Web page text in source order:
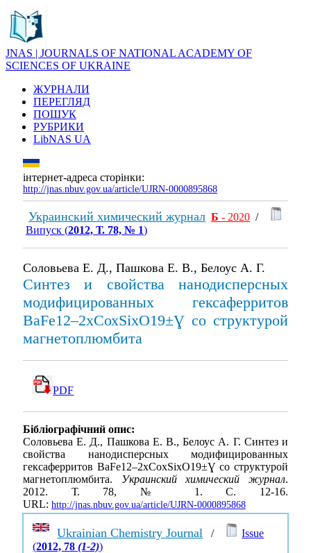
JNAS | JOURNALS OF NATIONAL ACADEMY OF
SCIENCES OF UKRAINE
ЖУРНАЛИ
ПЕРЕГЛЯД
ПОШУК
РУБРИКИ
LibNAS UA
інтернет-адреса сторінки:
http://jnas.nbuv.gov.ua/article/UJRN-0000895868
Украинский химический журнал Б - 2020 /
Випуск (2012, Т. 78, № 1)
Соловьева Е. Д., Пашкова Е. В., Белоус А. Г.
Синтез и свойства нанодисперсных
модифицированных гексаферритов
BaFe12–2хСохSiхO19±Ɣ со структурой
магнетоплюмбита
PDF
Бібліографічний опис:
Соловьева Е. Д., Пашкова Е. В., Белоус А. Г. Синтез и
свойства нанодисперсных модифицированных
гексаферритов BaFe12–2хСохSiхO19±Ɣ со структурой
магнетоплюмбита. Украинский химический журнал.
2012. Т. 78, № 1. С. 12-16.
URL: http://jnas.nbuv.gov.ua/article/UJRN-0000895868
Ukrainian Chemistry Journal /
Issue
(2012, 78(1-2))